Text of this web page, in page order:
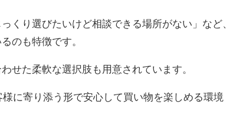
くり選びたいけど相談できる場所がない」など、
のも特徴です。
せた柔軟な選択肢も用意されています。
に寄り添う形で安心して買い物を楽しめる環境